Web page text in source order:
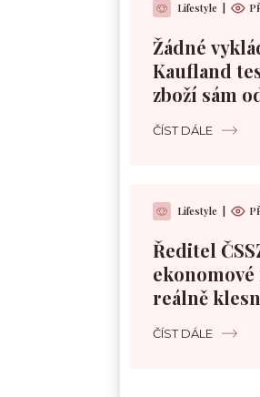
Lifestyle
Žádné
Kaufland
zboží sám
ČÍST DÁLE
Lifestyle
Ředitel
reálně
ČÍST DÁLE